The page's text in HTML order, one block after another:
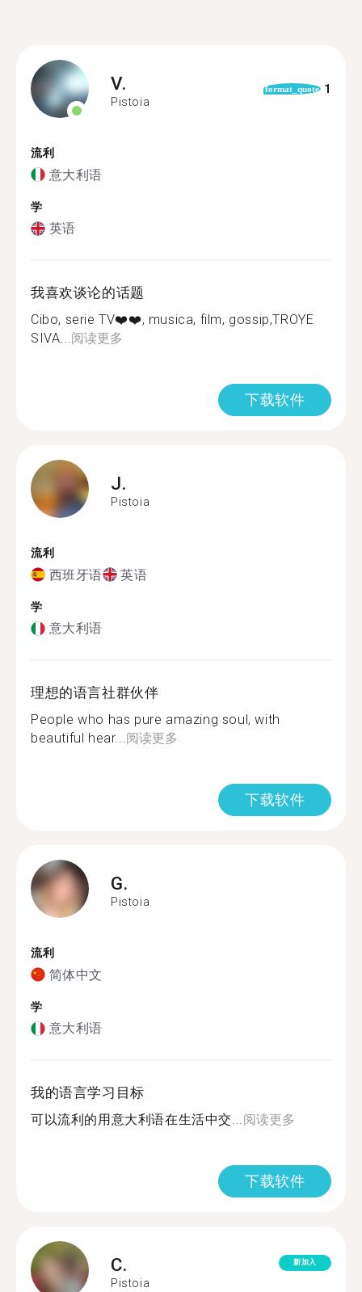
V.
Pistoia
format_quote 1
流利
意大利语
学
英语
我喜欢谈论的话题
Cibo, serie TV❤️❤️, musica, film, gossip,TROYE
SIVA...阅读更多
下载软件
J.
Pistoia
流利
西班牙语 英语
学
意大利语
理想的语言社群伙伴
People who has pure amazing soul, with
beautiful hear...阅读更多
下载软件
G.
Pistoia
流利
简体中文
学
意大利语
我的语言学习目标
可以流利的用意大利语在生活中交...阅读更多
下载软件
C.
Pistoia
新加入